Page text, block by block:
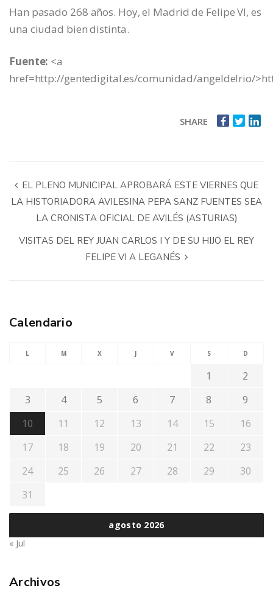
Han pasado 268 años. Hoy, el Madrid de Felipe VI, es
una ciudad bien distinta.
Fuente: <a
href=http://gentedigital.es/comunidad/angeldelrio/
SHARE
EL PLENO MUNICIPAL APROBARÁ ESTE VIERNES QUE
LA HISTORIADORA AVILESINA PEPA SANZ FUENTES SEA
LA CRONISTA OFICIAL DE AVILÉS (ASTURIAS)
VISITAS DEL REY JUAN CARLOS I Y DE SU HIJO EL REY
FELIPE VI A LEGANÉS
Calendario
agosto 2026
L M X J V S D
1
2
3
4 5 6 7 8
9
10
11 12 13 14 15
16
17
18 19 20 21 22
23
24
25 26 27 28 29
30
31
« Jul
Archivos